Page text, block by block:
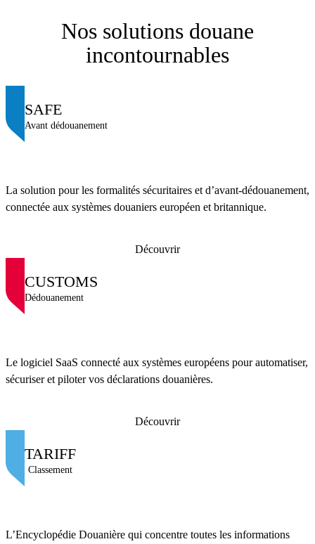
Nos solutions douane
incontournables
SAFE
Avant dédouanement
La solution pour les formalités sécuritaires et d’avant-dédouanement,
connectée aux systèmes douaniers européen et britannique.
Découvrir
CUSTOMS
Dédouanement
Le logiciel SaaS connecté aux systèmes européens pour automatiser,
sécuriser et piloter vos déclarations douanières.
Découvrir
TARIFF
Classement
L’Encyclopédie Douanière qui concentre toutes les informations